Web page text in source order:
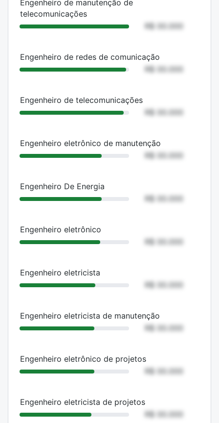
ESPECIALIDADE
SALÁRIO MÉDIO
Engenheiro de manutenção de
telecomunicações
R$ 00.000
Engenheiro de redes de comunicação
R$ 00.000
Engenheiro de telecomunicações
R$ 00.000
Engenheiro eletrônico de manutenção
R$ 00.000
Engenheiro De Energia
R$ 00.000
Engenheiro eletrônico
R$ 00.000
Engenheiro eletricista
R$ 00.000
Engenheiro eletricista de manutenção
R$ 00.000
Engenheiro eletrônico de projetos
R$ 00.000
Engenheiro eletricista de projetos
R$ 00.000